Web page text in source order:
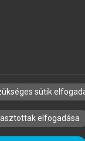
ÉS LEKTORÁLÁSI
sütik
elfogadása